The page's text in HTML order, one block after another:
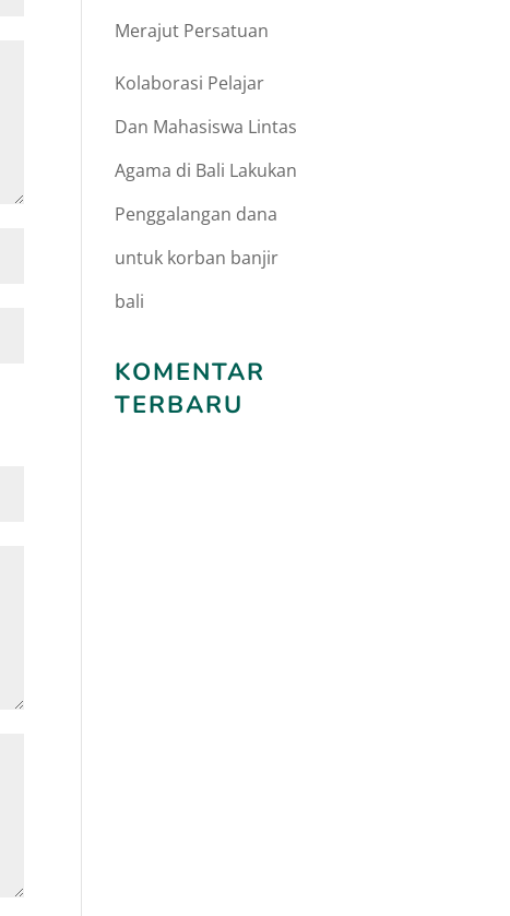
Merajut Persatuan
Kolaborasi Pelajar
Dan Mahasiswa Lintas
Agama di Bali Lakukan
Penggalangan dana
untuk korban banjir
bali
KOMENTAR
TERBARU